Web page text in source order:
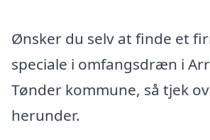
Ønsker du selv at finde et
speciale i omfangsdræn i
Tønder kommune, så tjek
herunder.